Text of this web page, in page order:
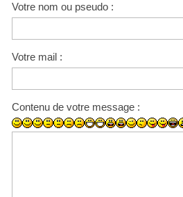
Votre nom ou pseudo :
Votre mail :
Contenu de votre message :